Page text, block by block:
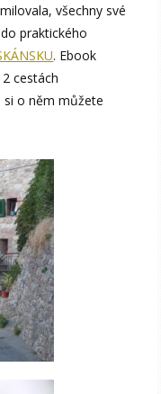
všechny své
praktického
. Ebook
cestách
si o něm můžete